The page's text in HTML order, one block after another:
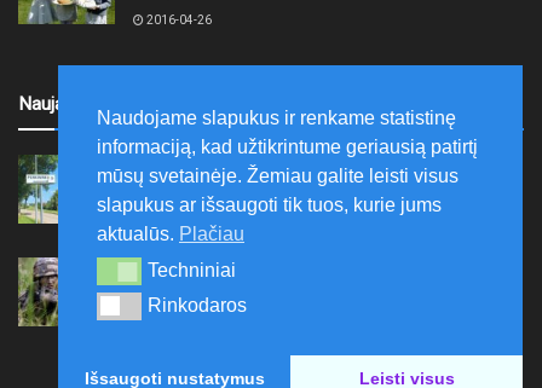
2016-04-26
Naujausi
Kretingoje, Penkininkų gatvėje bus nutiesti
vandentiekio ir buitinių nuotekų tinklai
Rugpjūčio 7–9 dienomis Žemaičių apygardos 3-ioji
rinktinė vykdys karines pratybas
Naudojame slapukus ir renkame statistinę
informaciją, kad užtikrintume geriausią patirtį
mūsų svetainėje. Žemiau galite leisti visus
slapukus ar išsaugoti tik tuos, kurie jums
aktualūs. Plačiau
Techniniai
Techniniai
Rinkodaros
Rinkodaros
Išsaugoti nustatymus Leisti visus